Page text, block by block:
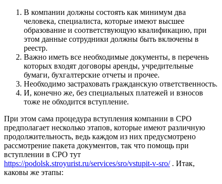
В компании должны состоять как минимум два
человека, специалиста, которые имеют высшее
образование и соответствующую квалификацию, при
этом данные сотрудники должны быть включены в
реестр.
Важно иметь все необходимые документы, в перечень
которых входят договоры аренды, учредительные
бумаги, бухгалтерские отчеты и прочее.
Необходимо застраховать гражданскую ответственность.
И, конечно же, без специальных платежей и взносов
тоже не обходится вступление.
При этом сама процедура вступления компании в СРО
предполагает несколько этапов, которые имеют различную
продолжительность, ведь каждом из них предусмотрено
рассмотрение пакета документов, так что помощь при
вступлении в СРО тут
https://podolsk.stroyurist.ru/services/sro/vstupit-v-sro/. Итак,
каковы же этапы: